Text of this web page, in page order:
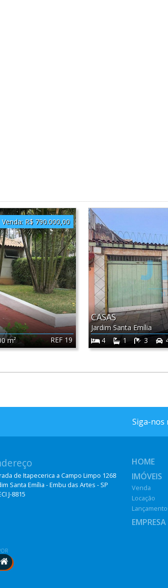
REF 19
m²
Venda: R$ 790.000,00
CASAS
Jardim Santa Emília
4
1 3
Siga-nos
de Itapecerica a Campo Limpo 1268
Santa Emília - Embu das Artes - SP
J-8815
HOME
IMÓVEIS
Venda
Locação
EMPRESA